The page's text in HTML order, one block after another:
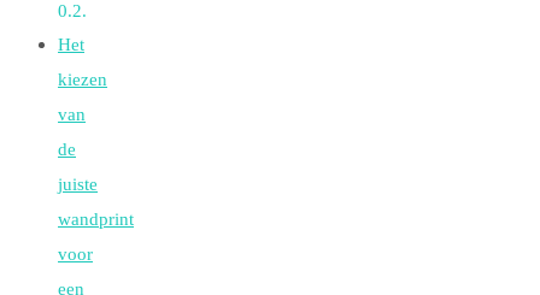
Het
kiezen
van
de
juiste
wandprint
voor
een